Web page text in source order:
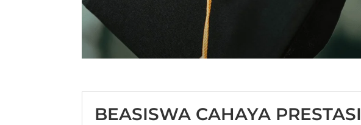
BEASISWA CAHAYA PRESTASI